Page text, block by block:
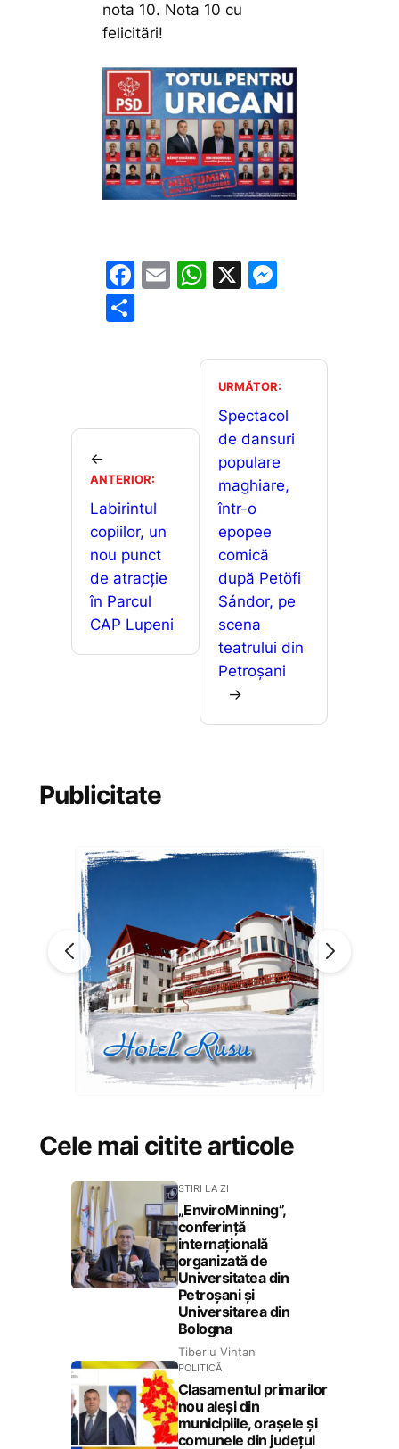
nota 10. Nota 10 cu
felicitări!
F
k
E
W
s
A
p
p
X
s
e
n
g
er
a
ă
←
ANTERIOR:
Labirintul
copiilor, un
nou punct
de atracție
în Parcul
CAP Lupeni
URMĂTOR:
Spectacol
de dansuri
populare
maghiare,
într-o
epopee
comică
după Petöfi
Sándor, pe
scena
teatrului din
Petroșani
→
Publicitate
Cele mai citite articole
STIRI LA ZI
„EnviroMinning”,
conferință
internațională
organizată de
Universitatea din
Petroșani și
Universitarea din
Bologna
Tiberiu Vințan
POLITICĂ
Clasamentul primarilor
nou aleși din
municipiile, orașele și
comunele din județul